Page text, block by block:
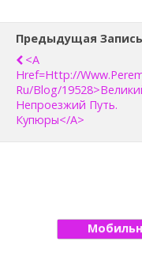
Предыдущая Запись
<a
Href=http://
Ru/blog/
Непроезжий Путь.
Купюры</a>